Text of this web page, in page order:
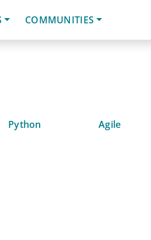
COMMUNITIES
Python Agile